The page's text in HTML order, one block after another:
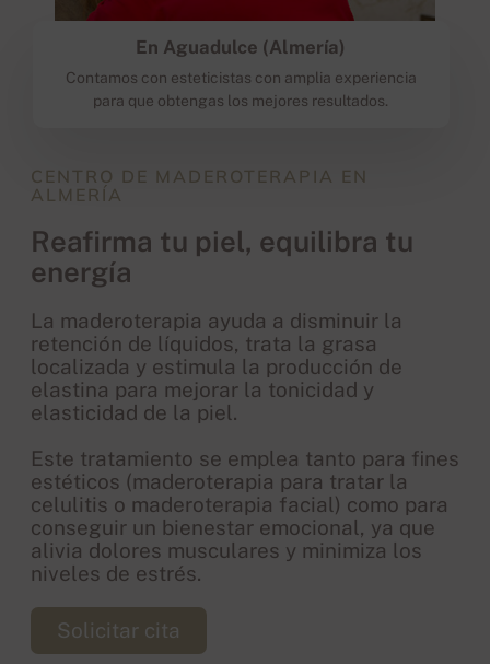
En Aguadulce (Almería)
Contamos con esteticistas con amplia experiencia
para que obtengas los mejores resultados.
CENTRO DE MADEROTERAPIA EN
ALMERÍA
Reafirma tu piel, equilibra tu
energía
La maderoterapia ayuda a disminuir la
retención de líquidos, trata la grasa
localizada y estimula la producción de
elastina para mejorar la tonicidad y
elasticidad de la piel.
Este tratamiento se emplea tanto para fines
estéticos (maderoterapia para tratar la
celulitis o maderoterapia facial) como para
conseguir un bienestar emocional, ya que
alivia dolores musculares y minimiza los
niveles de estrés.
Solicitar cita